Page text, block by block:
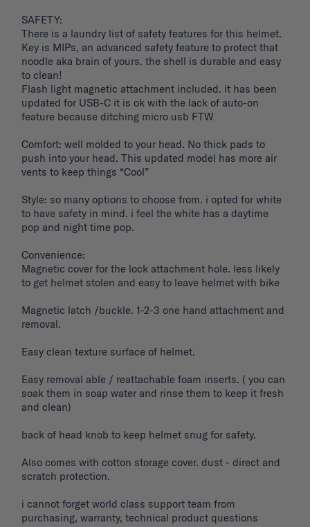
SAFETY:
There is a laundry list of safety features for this helmet.
Key is MIPs, an advanced safety feature to protect that
noodle aka brain of yours. the shell is durable and easy
to clean!
Flash light magnetic attachment included. it has been
updated for USB-C it is ok with the lack of auto-on
feature because ditching micro usb FTW
Comfort: well molded to your head. No thick pads to
push into your head. This updated model has more air
vents to keep things “Cool”
Style: so many options to choose from. i opted for white
to have safety in mind. i feel the white has a daytime
pop and night time pop.
Convenience:
Magnetic cover for the lock attachment hole. less likely
to get helmet stolen and easy to leave helmet with bike
Magnetic latch /buckle. 1-2-3 one hand attachment and
removal.
Easy clean texture surface of helmet.
Easy removal able / reattachable foam inserts. ( you can
soak them in soap water and rinse them to keep it fresh
and clean)
back of head knob to keep helmet snug for safety.
Also comes with cotton storage cover. dust - direct and
scratch protection.
i cannot forget world class support team from
purchasing, warranty, technical product questions